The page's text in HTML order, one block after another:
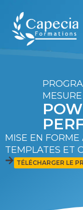
principal
MESURE
MISE EN FORME
TEMPLATES ET
TÉLÉCHARGER LE